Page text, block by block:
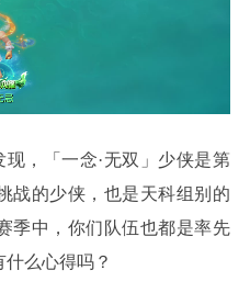
，「一念·无双」少侠是第
战的少侠，也是天科组别的
季中，你们队伍也都是率先
么心得吗？